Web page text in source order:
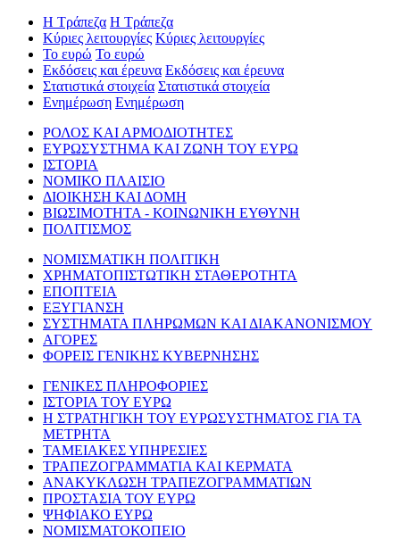
Η Τράπεζα Η Τράπεζα
Κύριες λειτουργίες Κύριες λειτουργίες
Το ευρώ Το ευρώ
Εκδόσεις και έρευνα Εκδόσεις και έρευνα
Στατιστικά στοιχεία Στατιστικά στοιχεία
Ενημέρωση Ενημέρωση
ΡΟΛΟΣ ΚΑΙ ΑΡΜΟΔΙΟΤΗΤΕΣ
ΕΥΡΩΣΥΣΤΗΜΑ ΚΑΙ ΖΩΝΗ ΤΟΥ ΕΥΡΩ
ΙΣΤΟΡΙΑ
ΝΟΜΙΚΟ ΠΛΑΙΣΙΟ
ΔΙΟΙΚΗΣΗ ΚΑΙ ΔΟΜΗ
ΒΙΩΣΙΜΟΤΗΤΑ - ΚΟΙΝΩΝΙΚΗ ΕΥΘΥΝΗ
ΠΟΛΙΤΙΣΜΟΣ
ΝΟΜΙΣΜΑΤΙΚΗ ΠΟΛΙΤΙΚΗ
ΧΡΗΜΑΤΟΠΙΣΤΩΤΙΚΗ ΣΤΑΘΕΡΟΤΗΤΑ
ΕΠΟΠΤΕΙΑ
ΕΞΥΓΙΑΝΣΗ
ΣΥΣΤΗΜΑΤΑ ΠΛΗΡΩΜΩΝ ΚΑΙ ΔΙΑΚΑΝΟΝΙΣΜΟΥ
ΑΓΟΡΕΣ
ΦΟΡΕΙΣ ΓΕΝΙΚΗΣ ΚΥΒΕΡΝΗΣΗΣ
ΓΕΝΙΚΕΣ ΠΛΗΡΟΦΟΡΙΕΣ
ΙΣΤΟΡΙΑ ΤΟΥ ΕΥΡΩ
Η ΣΤΡΑΤΗΓΙΚΗ ΤΟΥ ΕΥΡΩΣΥΣΤΗΜΑΤΟΣ ΓΙΑ ΤΑ
ΜΕΤΡΗΤΑ
ΤΑΜΕΙΑΚΕΣ ΥΠΗΡΕΣΙΕΣ
ΤΡΑΠΕΖΟΓΡΑΜΜΑΤΙΑ ΚΑΙ ΚΕΡΜΑΤΑ
ΑΝΑΚΥΚΛΩΣΗ ΤΡΑΠΕΖΟΓΡΑΜΜΑΤΙΩΝ
ΠΡΟΣΤΑΣΙΑ ΤΟΥ ΕΥΡΩ
ΨΗΦΙΑΚΟ ΕΥΡΩ
ΝΟΜΙΣΜΑΤΟΚΟΠΕΙΟ